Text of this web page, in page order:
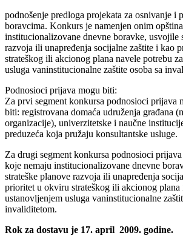
podnošenje predloga projekata za osnivanje i
boravcima. Konkurs je namenjen onim
institucionalizovane dnevne boravke, usvojile
razvoja ili unapređenja socijalne zaštite i kao
strateškog ili akcionog plana navele potrebu
usluga vaninstitucionalne zaštite osoba sa
Podnosioci prijava mogu biti:
Za prvi segment konkursa podnosioci prijava
biti: registrovana domaća udruženja građana
organizacije), univerzitetske i naučne
preduzeća koja pružaju konsultantske usluge.
Za drugi segment konkursa podnosioci
koje nemaju institucionalizovane dnevne
strateške planove razvoja ili unapređenja
prioritet u okviru strateškog ili akcionog plana
ustanovljenjem usluga vaninstitucionalne
invaliditetom.
Rok za dostavu je 17. april 2009. godine.